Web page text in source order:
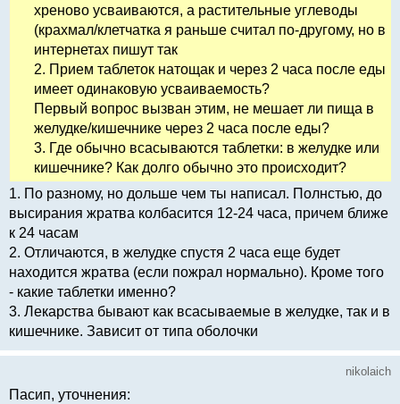
хреново усваиваются, а растительные углеводы
(крахмал/клетчатка я раньше считал по-другому, но в
интернетах пишут так
2. Прием таблеток натощак и через 2 часа после еды
имеет одинаковую усваиваемость?
Первый вопрос вызван этим, не мешает ли пища в
желудке/кишечнике через 2 часа после еды?
3. Где обычно всасываются таблетки: в желудке или
кишечнике? Как долго обычно это происходит?
1. По разному, но дольше чем ты написал. Полнстью, до
высирания жратва колбасится 12-24 часа, причем ближе
к 24 часам
2. Отличаются, в желудке спустя 2 часа еще будет
находится жратва (если пожрал нормально). Кроме того
- какие таблетки именно?
3. Лекарства бывают как всасываемые в желудке, так и в
кишечнике. Зависит от типа оболочки
nikolaich
Пасип, уточнения: